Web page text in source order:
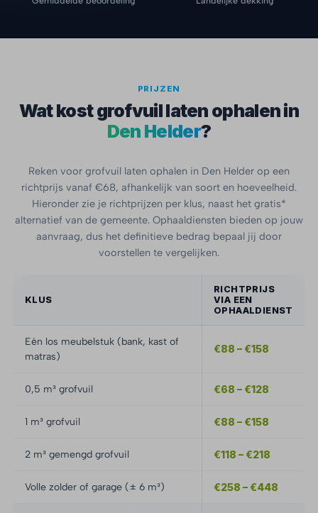
PRIJZEN
Wat kost grofvuil laten ophalen in
Den Helder?
Reken voor grofvuil laten ophalen in Den Helder op een
richtprijs vanaf €68, afhankelijk van soort en hoeveelheid.
Hieronder zie je richtprijzen per klus, naast het gratis*
alternatief van de gemeente. Ophaaldiensten bieden op jouw
aanvraag, dus het definitieve bedrag bepaal jij door
voorstellen te vergelijken.
KLUS
RICHTPRIJS
VIA EEN
OPHAALDIENST
Eén los meubelstuk (bank, kast of
matras)
€88 – €158
0,5 m³ grofvuil €68 – €128
1 m³ grofvuil €88 – €158
2 m³ gemengd grofvuil €118 – €218
Volle zolder of garage (± 6 m³) €258 – €448